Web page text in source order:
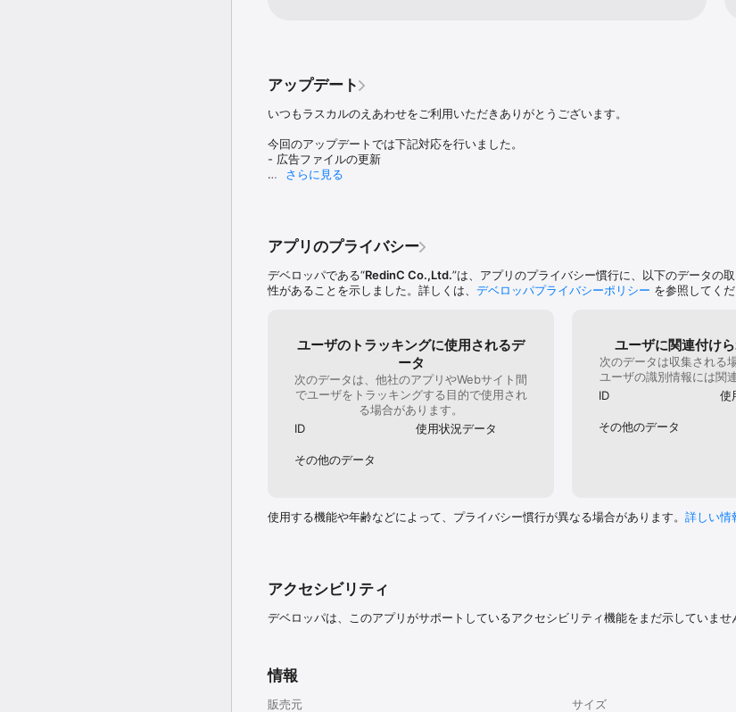
指だけの簡単操作なのでお子様の知育遊びにも最適！
えあわせで集中力･記憶力がつき、右脳も鍛えられちゃいます！
是非親子でも一緒に遊んでみて下さい。
もちろ通勤通学やちょっとした時間の暇つぶしにも是非！
さぁ「えあわせ」でラスカルと遊ぼう！
！乞うご期待！
RedinCの他のアプリにも注目！
アニメ｢がんばれ！ルルロロ｣
などなど、他にも楽しいアプリがたくさん！
この他のアプリも要チェック！！！
【世界名作劇場】 あらいぐまラスカル
(C)NIPPON ANIMATION CO.,LTD.
公式HP: http://araiguma-rascal.com/
アップデート
いつもラスカルのえあわせをご利用いただきありがとうございます。
今回のアップデートでは下記対応を行いました。
- 広告ファイルの更新
さらに見る
アプリのプライバシー
デベロッパである“RedinC Co.,Ltd.”は、アプリのプライバシー慣行に、以下のデータの
性があることを示しました。詳しくは、 デベロッパプライバシーポリシー を参照してくだ
ユーザのトラッキングに使用されるデ
ータ
次のデータは、他社のアプリやWebサイト間
でユーザをトラッキングする目的で使用され
る場合があります。
ID
使用状況データ
その他のデータ
ユーザに関連付け
次のデータは収集される
ユーザの識別情報には関
ID
使
その他のデータ
使用する機能や年齢などによって、プライバシー慣行が異なる場合があります。 詳しい情
アクセシビリティ
デベロッパは、このアプリがサポートしているアクセシビリティ機能をまだ示していませ
情報
販売元
サイズ